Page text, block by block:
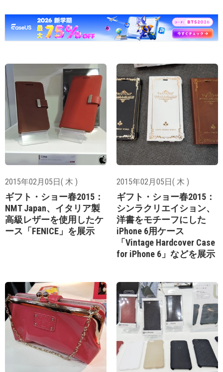
2015年02月05日( 木 )
ギフト・ショー春2015：
NMT Japan、イタリア製
高級レザーを使用したケ
ース「FENICE」を展示
2015年02月05日( 木 )
ギフト・ショー春2015：
シンラクリエイション、
洋書をモチーフにした
iPhone 6用ケース
「Vintage Hardcover Case
for iPhone 6」などを展示